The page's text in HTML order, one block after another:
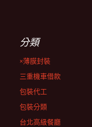
分類
×薄膜封裝
三重機車借款
包裝代工
包裝分類
台北高級餐廳